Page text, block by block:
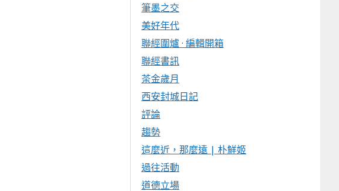
筆墨之交
美好年代
聯經圍爐 · 編輯開箱
聯經書訊
茶金歲月
西安封城日記
評論
趨勢
這麼近，那麼遠 | 朴鮮姬
過往活動
道德立場